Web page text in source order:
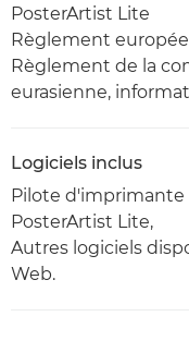
PosterArtist Lite
Règlement
Règlement de la
eurasienne,
Logiciels inclus
Pilote d'imprimante
PosterArtist Lite,
Autres logiciels
Web.